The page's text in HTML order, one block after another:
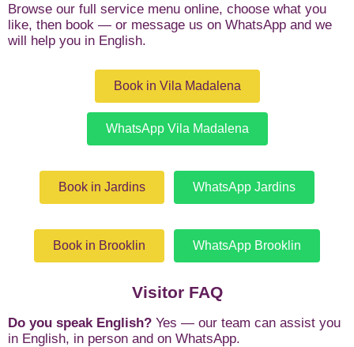
Browse our full service menu online, choose what you
like, then book — or message us on WhatsApp and we
will help you in English.
Book in Vila Madalena
WhatsApp Vila Madalena
Book in Jardins WhatsApp Jardins
Book in Brooklin WhatsApp Brooklin
Visitor FAQ
Do you speak English? Yes — our team can assist you
in English, in person and on WhatsApp.